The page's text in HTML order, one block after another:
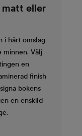
matt eller
i hårt omslag
minnen. Välj
en
finish
bokens
en enskild